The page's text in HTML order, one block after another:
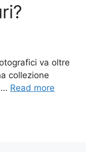
va oltre
collezione
… Read more